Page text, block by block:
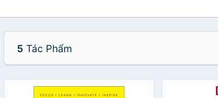
5 Tác Phẩm